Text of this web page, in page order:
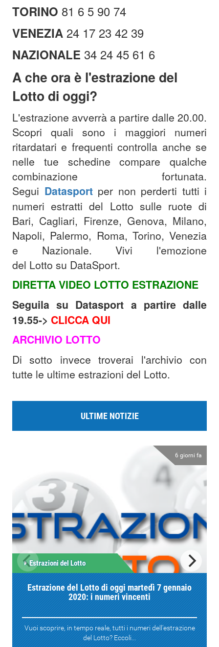
TORINO 81 6 5 90 74
VENEZIA 24 17 23 42 39
NAZIONALE 34 24 45 61 6
A che ora è l'estrazione del
Lotto di oggi?
L'estrazione avverrà a partire dalle 20.00.
Scopri quali sono i maggiori numeri
ritardatari e frequenti controlla anche se
nelle tue schedine compare qualche
combinazione fortunata.
Segui Datasport per non perderti tutti i
numeri estratti del Lotto sulle ruote di
Bari, Cagliari, Firenze, Genova, Milano,
Napoli, Palermo, Roma, Torino, Venezia
e Nazionale. Vivi l'emozione
del Lotto su DataSport.
DIRETTA VIDEO LOTTO ESTRAZIONE
Seguila su Datasport a partire dalle
19.55-> CLICCA QUI
ARCHIVIO LOTTO
Di sotto invece troverai l'archivio con
tutte le ultime estrazioni del Lotto.
ULTIME NOTIZIE
6 giorni fa
Estrazioni del Lotto
Estrazione del Lotto di oggi martedì 7 gennaio
2020: i numeri vincenti
Vuoi scoprire, in tempo reale, tutti i numeri dell'estrazione
del Lotto? Eccoli...